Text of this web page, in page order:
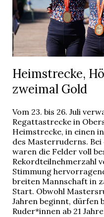
Heimstrecke,
zweimal Gold
Vom 23. bis 26. Juli
Regattastrecke in
Heimstrecke, in einen
des Masterruderns.
waren die Felder voll
Rekordteilnehmerzahl
Stimmung
breiten Mannschaft in
Start. Obwohl
Jahren beginnt, dürfen
Ruder*innen ab 21